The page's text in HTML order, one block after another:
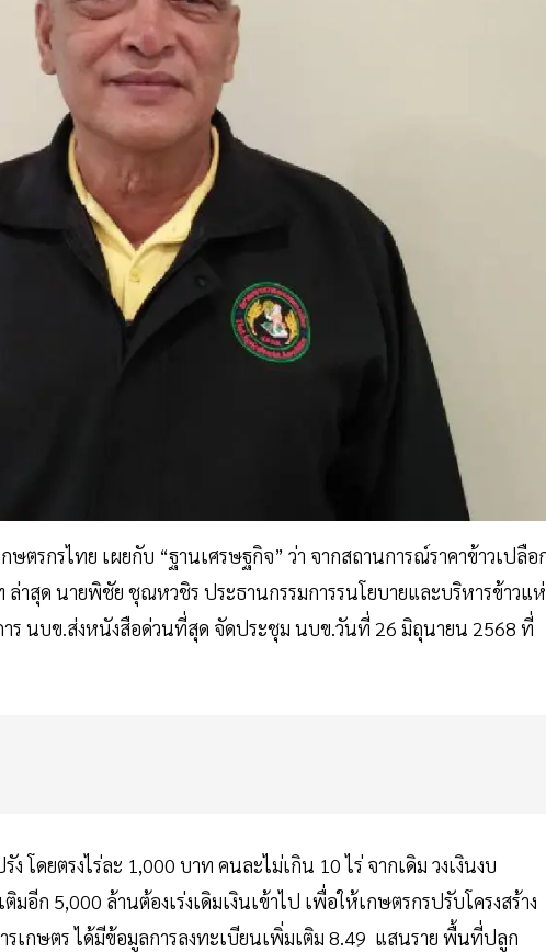
ตรกรไทย เผยกับ “ฐานเศรษฐกิจ” ว่า จากสถานการณ์ราคาข้าวเปลือ
ล่าสุด นายพิชัย ชุณหวชิร ประธานกรรมการรนโยบายและบริหารข้าวแ
าร นบข.ส่งหนังสือด่วนที่สุด จัดประชุม นบข.วันที่ 26 มิถุนายน 2568 ที่
โดยตรงไร่ละ 1,000 บาท คนละไม่เกิน 10 ไร่ จากเดิม วงเงินงบ
อีก 5,000 ล้านต้องเร่งเดิมเงินเข้าไป เพื่อให้เกษตรกรปรับโครงสร้าง
รเกษตร ได้มีข้อมูลการลงทะเบียนเพิ่มเติม 8.49 แสนราย พื้นที่ปลูก